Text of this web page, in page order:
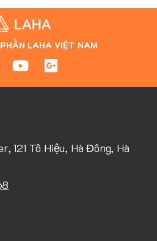
LAHA VIỆT NAM
121 Tô Hiệu, Hà Đông, Hà